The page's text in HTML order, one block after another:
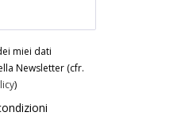
miei dati
Newsletter (cfr.
)